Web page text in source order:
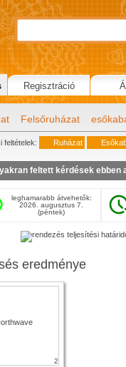
Felsőruházat
feltételek: Ruházat
feltett kérdések ebben
leghamarabb átvehetők:
2026. augusztus 7.
(péntek)
eredménye
2
Regisztráció